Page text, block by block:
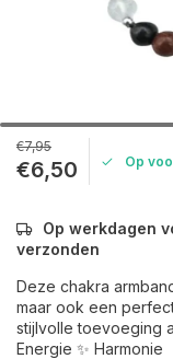
€7,95
€6,50 Op
Op werkdagen
verzonden
Deze chakra
maar ook een
stijlvolle toevoeging
Energie ✨ Harmonie